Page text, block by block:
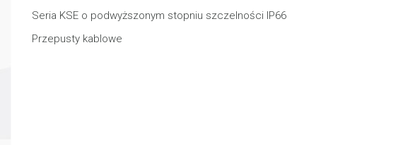
Seria KSE o podwyższonym stopniu szczelności IP66
Przepusty kablowe